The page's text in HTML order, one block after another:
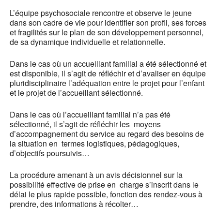
L’équipe psychosociale rencontre et observe le jeune
dans son cadre de vie pour identifier son profil, ses forces
et fragilités sur le plan de son développement personnel,
de sa dynamique individuelle et relationnelle.
Dans le cas où un accueillant familial a été sélectionné et
est disponible, il s’agit de réfléchir et d’avaliser en équipe
pluridisciplinaire l’adéquation entre le projet pour l’enfant
et le projet de l’accueillant sélectionné.
Dans le cas où l’accueillant familial n’a pas été
sélectionné, il s’agit de réfléchir les moyens
d’accompagnement du service au regard des besoins de
la situation en termes logistiques, pédagogiques,
d’objectifs poursuivis…
La procédure amenant à un avis décisionnel sur la
possibilité effective de prise en charge s’inscrit dans le
délai le plus rapide possible, fonction des rendez-vous à
prendre, des informations à récolter…